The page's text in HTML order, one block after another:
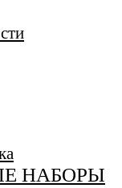
НАБОРЫ